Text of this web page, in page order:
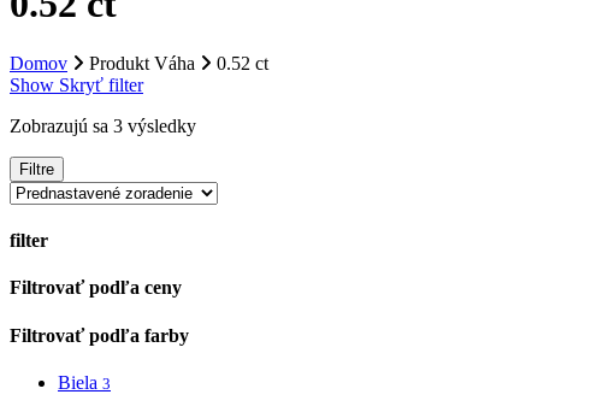
Domov Produkt Váha
0.52 ct
Show Skryť filter
Zobrazujú sa 3 výsledky
Filtre
filter
Close
Filtrovať podľa ceny
Filtrovať podľa farby
Biela 3